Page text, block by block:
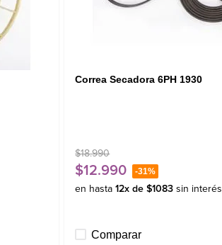
Correa Secadora 6PH 1930
$18.990
$12.990 -31%
en hasta 12x de $1083 sin interés
Comparar